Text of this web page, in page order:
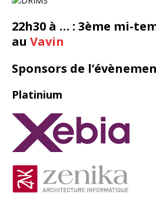
22h30 à … : 3ème mi-
au Vavin
Sponsors de
Platinium